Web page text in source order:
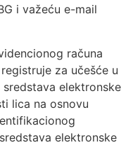
i važeću e-mail
računa
za učešće u
elektronske
lica na osnovu
elektronske